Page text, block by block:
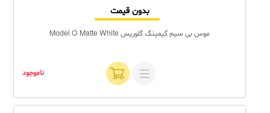
بدون قیمت
موس بی سیم گیمینگ گلوریس Model O Matte White
ناموجود